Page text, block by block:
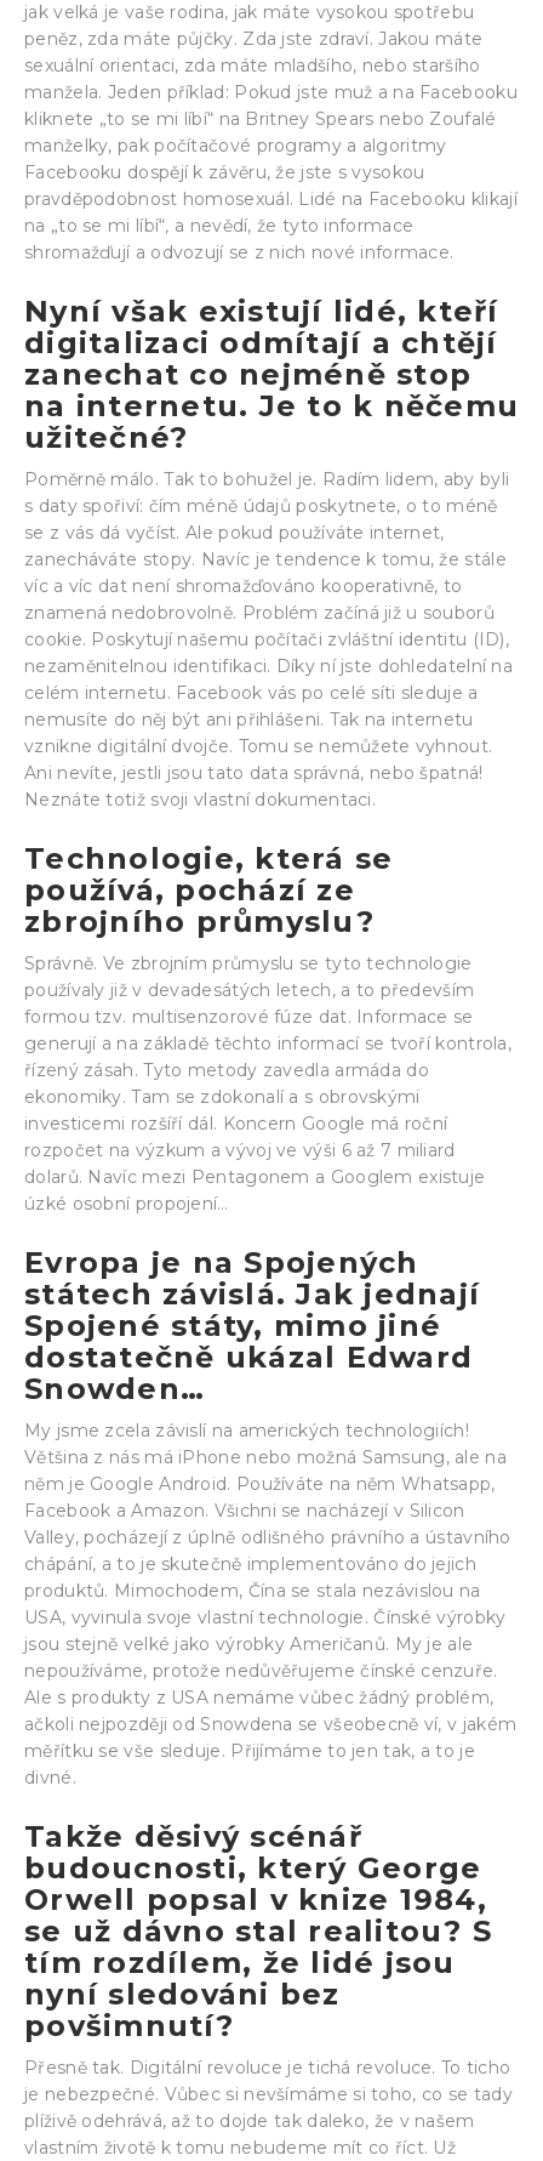
jak velká je vaše rodina, jak máte vysokou spotřebu
peněz, zda máte půjčky. Zda jste zdraví. Jakou máte
sexuální orientaci, zda máte mladšího, nebo staršího
manžela. Jeden příklad: Pokud jste muž a na Facebooku
kliknete „to se mi líbí“ na Britney Spears nebo Zoufalé
manželky, pak počítačové programy a algoritmy
Facebooku dospějí k závěru, že jste s vysokou
pravděpodobnost homosexuál. Lidé na Facebooku klikají
na „to se mi líbí“, a nevědí, že tyto informace
shromažďují a odvozují se z nich nové informace.
Nyní však existují lidé, kteří
digitalizaci odmítají a chtějí
zanechat co nejméně stop
na internetu. Je to k něčemu
užitečné?
Poměrně málo. Tak to bohužel je. Radím lidem, aby byli
s daty spořiví: čím méně údajů poskytnete, o to méně
se z vás dá vyčíst. Ale pokud používáte internet,
zanecháváte stopy. Navíc je tendence k tomu, že stále
víc a víc dat není shromažďováno kooperativně, to
znamená nedobrovolně. Problém začíná již u souborů
cookie. Poskytují našemu počítači zvláštní identitu (ID),
nezaměnitelnou identifikaci. Díky ní jste dohledatelní na
celém internetu. Facebook vás po celé síti sleduje a
nemusíte do něj být ani přihlášeni. Tak na internetu
vznikne digitální dvojče. Tomu se nemůžete vyhnout.
Ani nevíte, jestli jsou tato data správná, nebo špatná!
Neznáte totiž svoji vlastní dokumentaci.
Technologie, která se
používá, pochází ze
zbrojního průmyslu?
Správně. Ve zbrojním průmyslu se tyto technologie
používaly již v devadesátých letech, a to především
formou tzv. multisenzorové fúze dat. Informace se
generují a na základě těchto informací se tvoří kontrola,
řízený zásah. Tyto metody zavedla armáda do
ekonomiky. Tam se zdokonalí a s obrovskými
investicemi rozšíří dál. Koncern Google má roční
rozpočet na výzkum a vývoj ve výši 6 až 7 miliard
dolarů. Navíc mezi Pentagonem a Googlem existuje
úzké osobní propojení…
Evropa je na Spojených
státech závislá. Jak jednají
Spojené státy, mimo jiné
dostatečně ukázal Edward
Snowden…
My jsme zcela závislí na amerických technologiích!
Většina z nás má iPhone nebo možná Samsung, ale na
něm je Google Android. Používáte na něm Whatsapp,
Facebook a Amazon. Všichni se nacházejí v Silicon
Valley, pocházejí z úplně odlišného právního a ústavního
chápání, a to je skutečně implementováno do jejich
produktů. Mimochodem, Čína se stala nezávislou na
USA, vyvinula svoje vlastní technologie. Čínské výrobky
jsou stejně velké jako výrobky Američanů. My je ale
nepoužíváme, protože nedůvěřujeme čínské cenzuře.
Ale s produkty z USA nemáme vůbec žádný problém,
ačkoli nejpozději od Snowdena se všeobecně ví, v jakém
měřítku se vše sleduje. Přijímáme to jen tak, a to je
divné.
Takže děsivý scénář
budoucnosti, který George
Orwell popsal v knize 1984,
se už dávno stal realitou? S
tím rozdílem, že lidé jsou
nyní sledováni bez
povšimnutí?
Přesně tak. Digitální revoluce je tichá revoluce. To ticho
je nebezpečné. Vůbec si nevšímáme si toho, co se tady
plíživě odehrává, až to dojde tak daleko, že v našem
vlastním životě k tomu nebudeme mít co říct. Už